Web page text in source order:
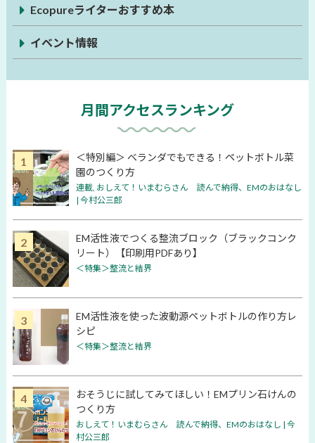
Ecopureライターおすすめ本
イベント情報
月間アクセスランキング
＜特別編＞ ベランダでもできる！ペットボトル菜
園のつくり方
連載, おしえて！いまむらさん 読んで納得、EMのおはなし
| 今村公三郎
EM活性液でつくる整流ブロック（ブラックコンク
リート）【印刷用PDFあり】
＜特集＞整流と結界
EM活性液を使った波動源ペットボトルの作り方レ
シピ
＜特集＞整流と結界
おそうじに試してみてほしい！EMプリン石けんの
つくり方
おしえて！いまむらさん 読んで納得、EMのおはなし | 今
村公三郎